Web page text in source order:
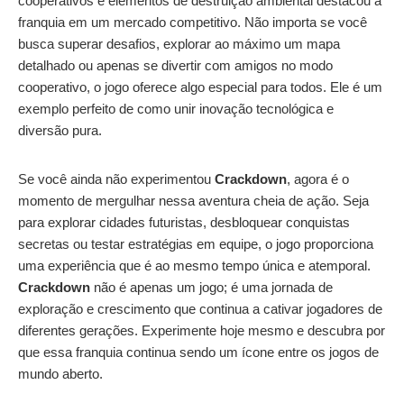
franquia em um mercado competitivo. Não importa se você
busca superar desafios, explorar ao máximo um mapa
detalhado ou apenas se divertir com amigos no modo
cooperativo, o jogo oferece algo especial para todos. Ele é um
exemplo perfeito de como unir inovação tecnológica e
diversão pura.
Se você ainda não experimentou Crackdown, agora é o
momento de mergulhar nessa aventura cheia de ação. Seja
para explorar cidades futuristas, desbloquear conquistas
secretas ou testar estratégias em equipe, o jogo proporciona
uma experiência que é ao mesmo tempo única e atemporal.
Crackdown não é apenas um jogo; é uma jornada de
exploração e crescimento que continua a cativar jogadores de
diferentes gerações. Experimente hoje mesmo e descubra por
que essa franquia continua sendo um ícone entre os jogos de
mundo aberto.